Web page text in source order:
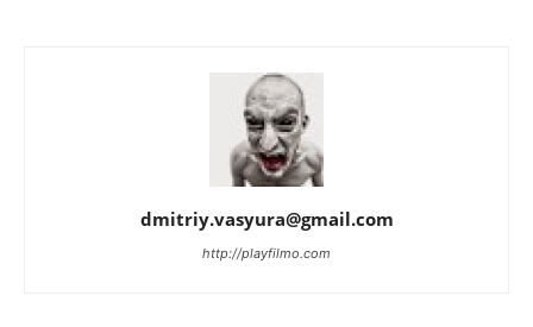
dmitriy.vasyura@gmail.com
http://playfilmo.com